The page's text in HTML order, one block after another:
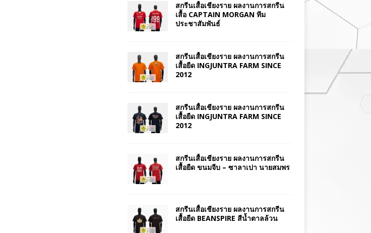
สกรีนเสื้อเชียงราย ผลงานการสกรีน
เสื้อ CAPTAIN MORGAN ทีม
ประชาสัมพันธ์
สกรีนเสื้อเชียงราย ผลงานการสกรีน
เสื้อยืด INGJUNTRA FARM SINCE
2012
สกรีนเสื้อเชียงราย ผลงานการสกรีน
เสื้อยืด INGJUNTRA FARM SINCE
2012
สกรีนเสื้อเชียงราย ผลงานการสกรีน
เสื้อยืด ขนมจีบ – ซาลาเปา นายสมพร
สกรีนเสื้อเชียงราย ผลงานการสกรีน
เสื้อยืด BEANSPIRE สีน้ำตาลล้วน